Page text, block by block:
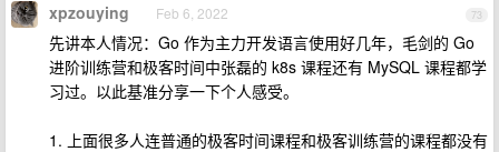
73
xpzouying Feb 6, 2022
先讲本人情况：Go 作为主力开发语言使用好几年，毛剑的 Go
进阶训练营和极客时间中张磊的 k8s 课程还有 MySQL 课程都学
习过。以此基准分享一下个人感受。
1. 上面很多人连普通的极客时间课程和极客训练营的课程都没有